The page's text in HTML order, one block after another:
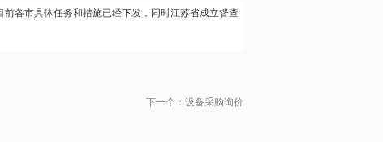
各市具体任务和措施已经下发，同时江苏省成立督查
下一个： 设备采购询价